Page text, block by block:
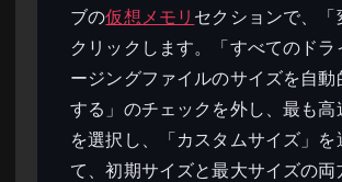
ブの仮想メモリ セクションで、「
クリックします。「すべてのドラ
ージングファイルのサイズを自動
する」のチェックを外し、最も高
を選択し、「カスタムサイズ」を
て、初期サイズと最大サイズの両